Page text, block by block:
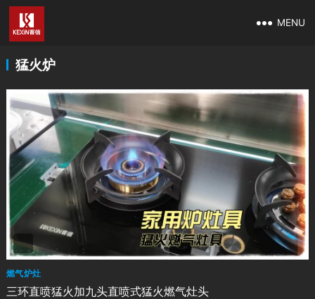
MENU
猛火炉
燃气炉灶
三环直喷猛火加九头直喷式猛火燃气灶头